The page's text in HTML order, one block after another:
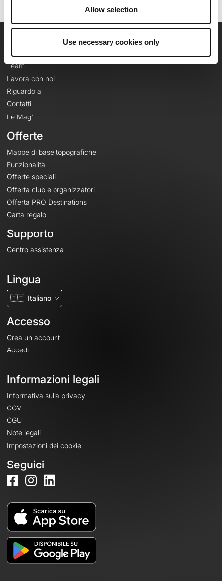
Allow selection
Use necessary cookies only
Team
Lavora con noi
Riguardo a
Contatti
Le Mag'
Offerte
Mappe di base topografiche
Funzionalità
Offerte speciali
Offerta club e organizzatori
Offerta PRO Destinations
Carta regalo
Supporto
Centro assistenza
Lingua
🇮🇹 Italiano
Accesso
Crea un account
Accedi
Informazioni legali
Informativa sulla privacy
CGV
CGU
Note legali
Impostazioni dei cookie
Seguici